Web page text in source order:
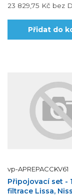
23 829,75 Kč bez
Přidat do
vp-APREPACCKV61
Připojovací set -
filtrace Lissa,